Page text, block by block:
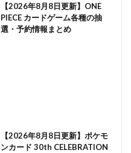
【2026年8月8日更新】ONE
PIECE カードゲーム各種の抽
選・予約情報まとめ
【2026年8月8日更新】ポケモ
ンカード 30th CELEBRATION